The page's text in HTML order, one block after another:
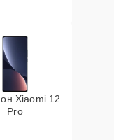
Xiaomi 12
Pro